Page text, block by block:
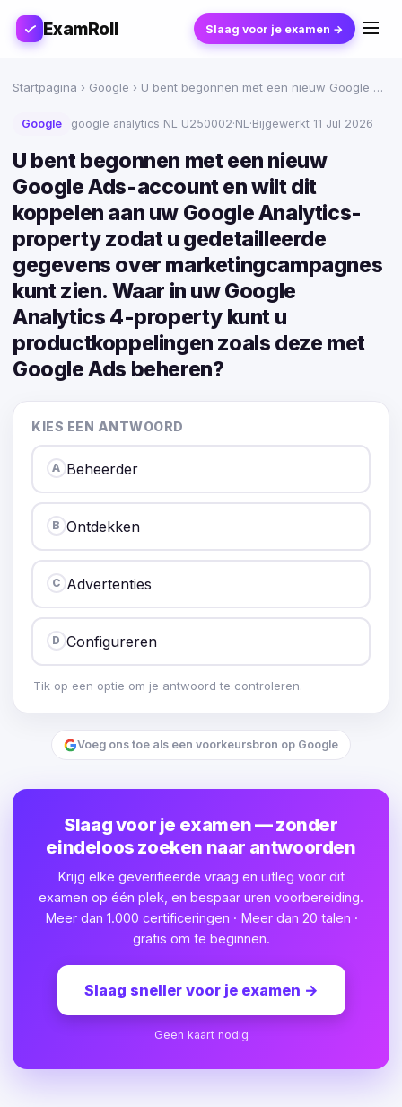
ExamRoll Slaag voor je examen →
Startpagina › Google › U bent begonnen met een nieuw Google …
Google google analytics NL U250002·NL·Bijgewerkt 11 Jul 2026
U bent begonnen met een nieuw
Google Ads-account en wilt dit
koppelen aan uw Google Analytics-
property zodat u gedetailleerde
gegevens over marketingcampagnes
kunt zien. Waar in uw Google
Analytics 4-property kunt u
productkoppelingen zoals deze met
Google Ads beheren?
KIES EEN ANTWOORD
A Beheerder
B Ontdekken
C Advertenties
D Configureren
Tik op een optie om je antwoord te controleren.
Voeg ons toe als een voorkeursbron op Google
Slaag voor je examen — zonder
eindeloos zoeken naar antwoorden
Krijg elke geverifieerde vraag en uitleg voor dit
examen op één plek, en bespaar uren voorbereiding.
Meer dan 1.000 certificeringen · Meer dan 20 talen ·
gratis om te beginnen.
Slaag sneller voor je examen →
Geen kaart nodig